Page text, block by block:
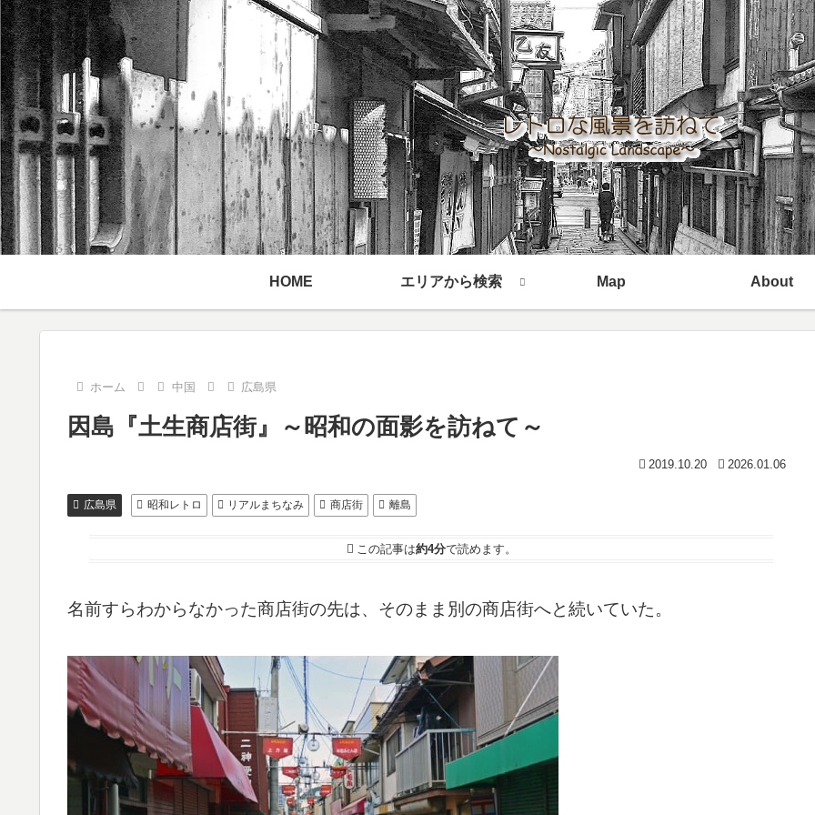
HOME エリアから検索 Map About
ホーム 中国 広島県
因島『土生商店街』～昭和の面影を訪ねて～
2019.10.20 2026.01.06
広島県 昭和レトロ リアルまちなみ 商店街 離島
この記事は約4分で読めます。
名前すらわからなかった商店街の先は、そのまま別の商店街へと続いていた。